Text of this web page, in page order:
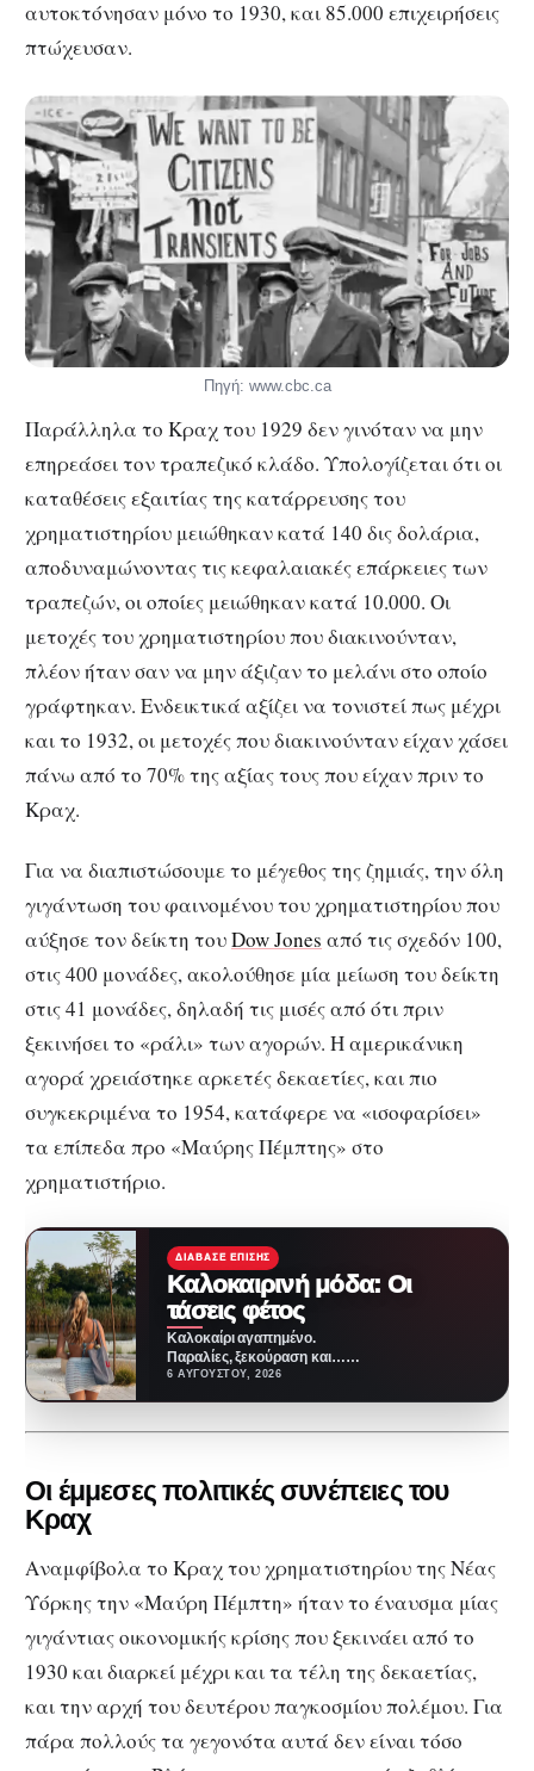
αυτοκτόνησαν μόνο το 1930, και 85.000 επιχειρήσεις
πτώχευσαν.
Πηγή: www.cbc.ca
Παράλληλα το Κραχ του 1929 δεν γινόταν να μην
επηρεάσει τον τραπεζικό κλάδο. Υπολογίζεται ότι οι
καταθέσεις εξαιτίας της κατάρρευσης του
χρηματιστηρίου μειώθηκαν κατά 140 δις δολάρια,
αποδυναμώνοντας τις κεφαλαιακές επάρκειες των
τραπεζών, οι οποίες μειώθηκαν κατά 10.000. Οι
μετοχές του χρηματιστηρίου που διακινούνταν,
πλέον ήταν σαν να μην άξιζαν το μελάνι στο οποίο
γράφτηκαν. Ενδεικτικά αξίζει να τονιστεί πως μέχρι
και το 1932, οι μετοχές που διακινούνταν είχαν χάσει
πάνω από το 70% της αξίας τους που είχαν πριν το
Κραχ.
Για να διαπιστώσουμε το μέγεθος της ζημιάς, την όλη
γιγάντωση του φαινομένου του χρηματιστηρίου που
αύξησε τον δείκτη τουDow Jones από τις σχεδόν 100,
στις 400 μονάδες, ακολούθησε μία μείωση του δείκτη
στις 41 μονάδες, δηλαδή τις μισές από ότι πριν
ξεκινήσει το «ράλι» των αγορών. Η αμερικάνικη
αγορά χρειάστηκε αρκετές δεκαετίες, και πιο
συγκεκριμένα το 1954, κατάφερε να «ισοφαρίσει»
τα επίπεδα προ «Μαύρης Πέμπτης» στο
χρηματιστήριο.
ΔΙΆΒΑΣΕ ΕΠΊΣΗΣ
Καλοκαιρινή μόδα: Οι
τάσεις φέτος
Καλοκαίρι αγαπημένο.
Παραλίες, ξεκούραση και…
ζέστη! Καμία θερμοκρασία δε θα
6 ΑΥΓΟΎΣΤΟΥ, 2026
Οι έμμεσες πολιτικές συνέπειες του
Κραχ
Αναμφίβολα το Κραχ του χρηματιστηρίου της Νέας
Υόρκης την «Μαύρη Πέμπτη» ήταν το έναυσμα μίας
γιγάντιας οικονομικής κρίσης που ξεκινάει από το
1930 και διαρκεί μέχρι και τα τέλη της δεκαετίας,
και την αρχή του δευτέρου παγκοσμίου πολέμου. Για
πάρα πολλούς τα γεγονότα αυτά δεν είναι τόσο